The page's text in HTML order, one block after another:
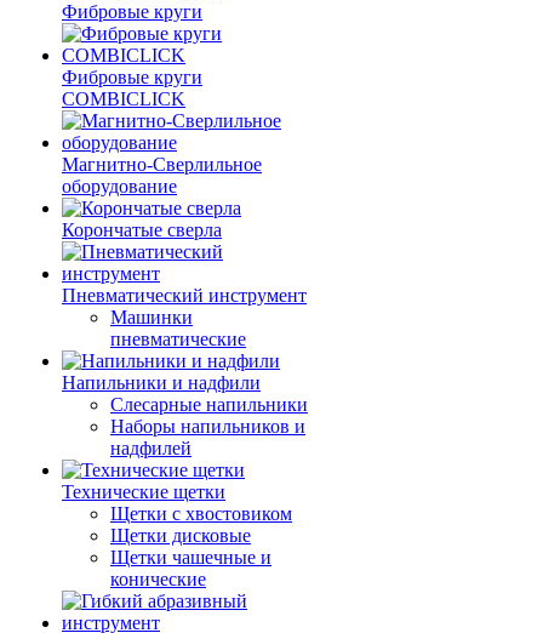
Фибровые круги
Фибровые круги
COMBICLICK
Магнитно-Сверлильное
оборудование
Корончатые сверла
Пневматический инструмент
Машинки
пневматические
Напильники и надфили
Слесарные напильники
Наборы напильников и
надфилей
Технические щетки
Щетки с хвостовиком
Щетки дисковые
Щетки чашечные и
конические